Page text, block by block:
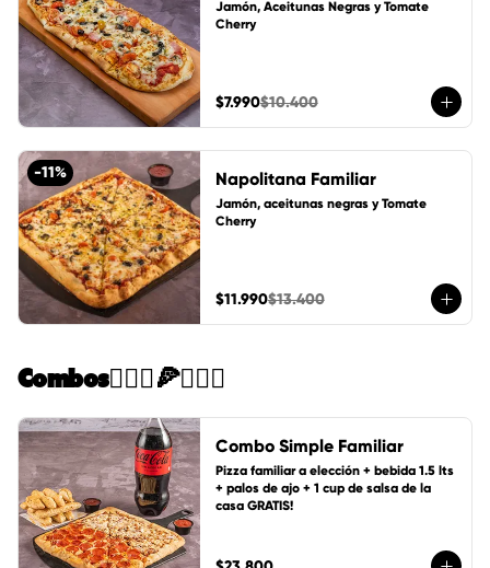
Jamón, Aceitunas Negras y Tomate
Cherry
$7.990$10.400
-11% Napolitana Familiar
Jamón, aceitunas negras y Tomate
Cherry
$11.990$13.400
Combos🙋🏻‍♀️🍕🙋🏻‍♂️
Combo Simple Familiar
Pizza familiar a elección + bebida 1.5 lts
+ palos de ajo + 1 cup de salsa de la
casa GRATIS!